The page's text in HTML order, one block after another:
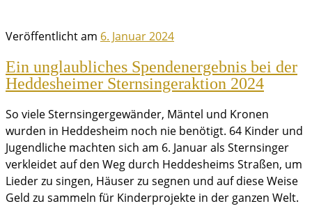
Veröffentlicht am 6. Januar 2024
Ein unglaubliches Spendenergebnis bei der
Heddesheimer Sternsingeraktion 2024
So viele Sternsingergewänder, Mäntel und Kronen
wurden in Heddesheim noch nie benötigt. 64 Kinder und
Jugendliche machten sich am 6. Januar als Sternsinger
verkleidet auf den Weg durch Heddesheims Straßen, um
Lieder zu singen, Häuser zu segnen und auf diese Weise
Geld zu sammeln für Kinderprojekte in der ganzen Welt.